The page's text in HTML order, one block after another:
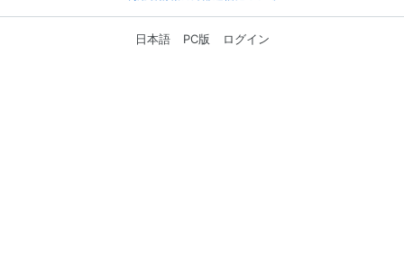
日本語 PC版 ログイン